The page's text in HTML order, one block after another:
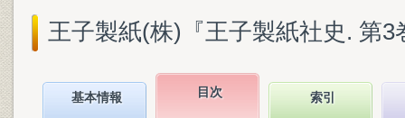
王子製紙(株)『王子製紙社史. 第3
基本情報 目次 索引